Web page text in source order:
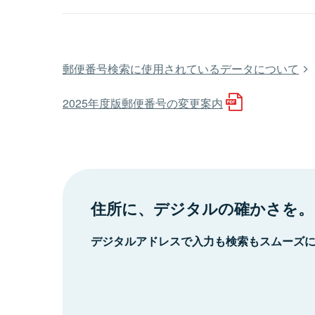
郵便番号検索に使用されているデータについて
2025年度版郵便番号の変更案内
住所に、デジタルの確かさを。
デジタルアドレスで入力も検索もスムーズ